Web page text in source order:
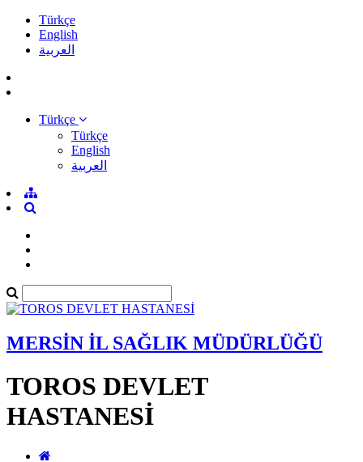
Türkçe
English
العربية
Türkçe
Türkçe
English
العربية
MERSİN İL SAĞLIK MÜDÜRLÜĞÜ
TOROS DEVLET
HASTANESİ